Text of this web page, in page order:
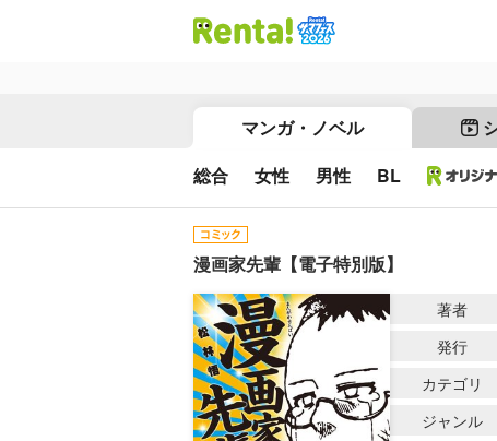
マンガ・ノベル
総合 女性 男性 BL
漫画家先輩【電子特別版】
著者
発行
カテゴリ
ジャンル